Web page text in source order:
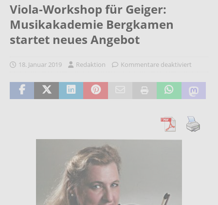
Viola-Workshop für Geiger:
Musikakademie Bergkamen
startet neues Angebot
18. Januar 2019 Redaktion Kommentare deaktiviert